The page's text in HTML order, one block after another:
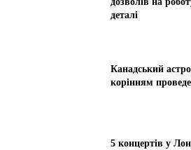
деталі
Канадський
корінням
5 концертів у